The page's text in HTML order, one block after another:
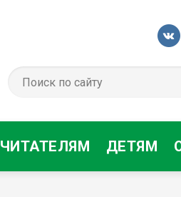
ЧИТАТЕЛЯМ ДЕТЯМ